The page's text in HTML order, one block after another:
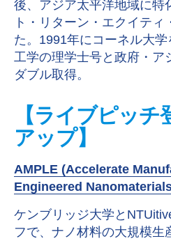
後、アジア太平洋地域に特
ト・リターン・エクイテ
た。1991年にコーネル大学
工学の理学士号と政府・ア
ダブル取得。
【ライブピッチ
アップ】
AMPLE (Accelerate
Engineered
ケンブリッジ大学と
フで、ナノ材料の大規模生